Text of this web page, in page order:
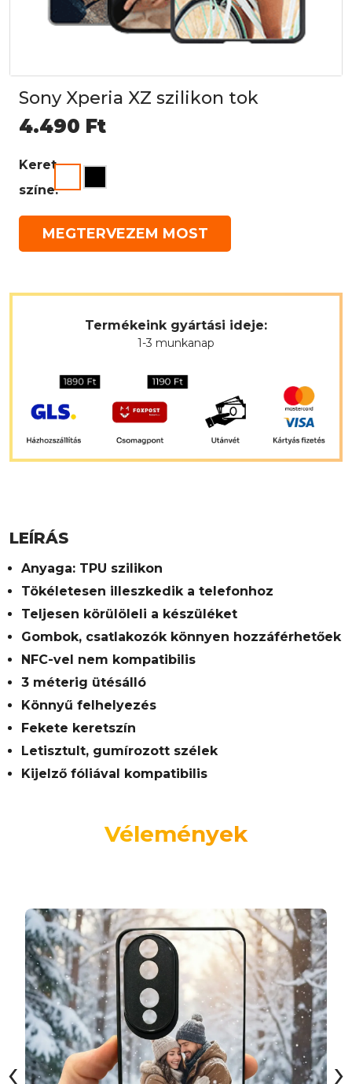
Sony Xperia XZ szilikon tok
4.490 Ft
Keret
színe:
MEGTERVEZEM MOST
Termékeink gyártási ideje:
1-3 munkanap
LEÍRÁS
Anyaga: TPU szilikon
Tökéletesen illeszkedik a telefonhoz
Teljesen körülöleli a készüléket
Gombok, csatlakozók könnyen hozzáférhetőek
NFC-vel nem kompatibilis
3 méterig ütésálló
Könnyű felhelyezés
Fekete keretszín
Letisztult, gumírozott szélek
Kijelző fóliával kompatibilis
Vélemények
‹ ›